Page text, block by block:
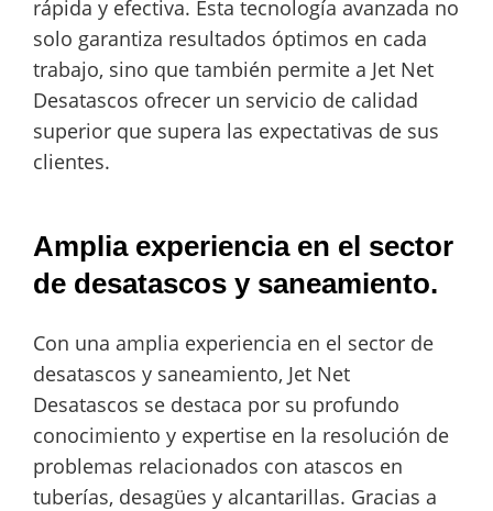
rápida y efectiva. Esta tecnología avanzada no
solo garantiza resultados óptimos en cada
trabajo, sino que también permite a Jet Net
Desatascos ofrecer un servicio de calidad
superior que supera las expectativas de sus
clientes.
Amplia experiencia en el sector
de desatascos y saneamiento.
Con una amplia experiencia en el sector de
desatascos y saneamiento, Jet Net
Desatascos se destaca por su profundo
conocimiento y expertise en la resolución de
problemas relacionados con atascos en
tuberías, desagües y alcantarillas. Gracias a